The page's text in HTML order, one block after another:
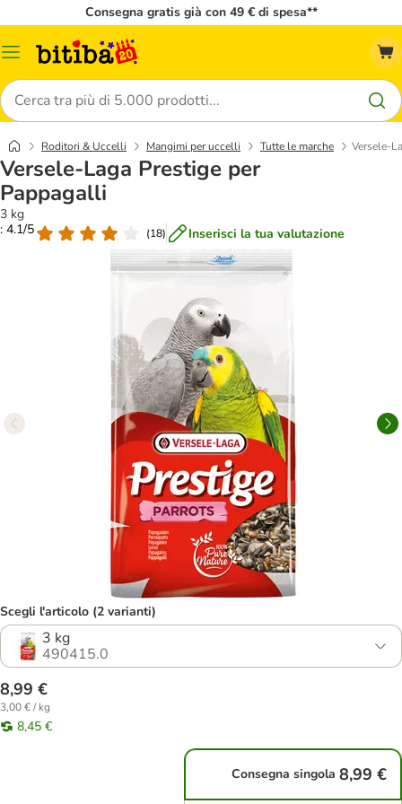
Consegna gratis già con 49 € di spesa**
Overview
Cerca
Roditori & Uccelli Mangimi per uccelli Tutte le marche Versele-
Versele-Laga Prestige per
Pappagalli
3 kg
: 4.1/5
(18) Inserisci la tua valutazione
Scegli l'articolo (2 varianti)
3 kg
490415.0
8,99 €
3,00 € / kg
8,45 €
Consegna singola 8,99 €